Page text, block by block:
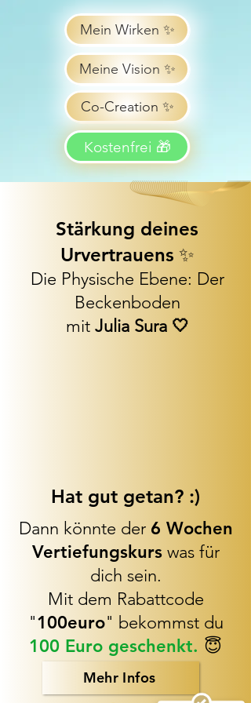
Mein Wirken ✨
Meine Vision ✨
Co-Creation ✨
Kostenfrei 🎁
Stärkung deines
Urvertrauens ✨
Die Physische Ebene: Der
Beckenboden
mit Julia Sura 🤍
Hat gut getan? :)
Dann könnte der 6 Wochen
Vertiefungskurswas für
dich sein.
Mit dem Rabattcode
"100euro" bekommst du
100 Euro geschenkt. 😇
Mehr Infos
Kundenbewertungen und Erfahrungen zu
Yann-Coaching
100%
SEHR GUT
5,00 / 5,00